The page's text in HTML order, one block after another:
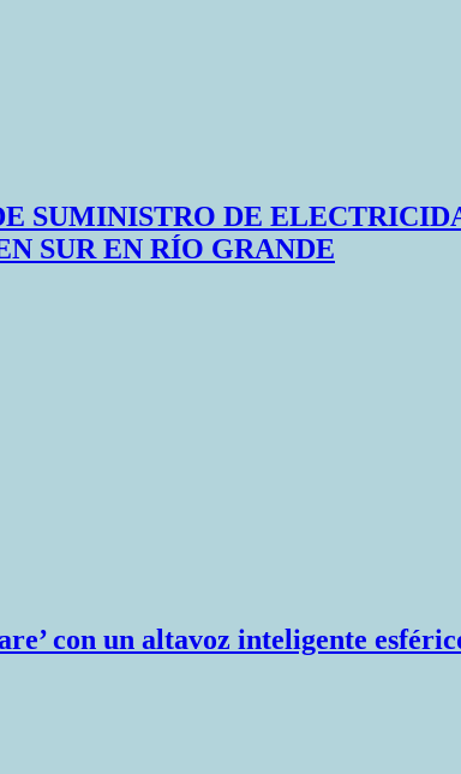
SUMINISTRO DE
SUR EN RÍO GRANDE
con un altavoz inteligente